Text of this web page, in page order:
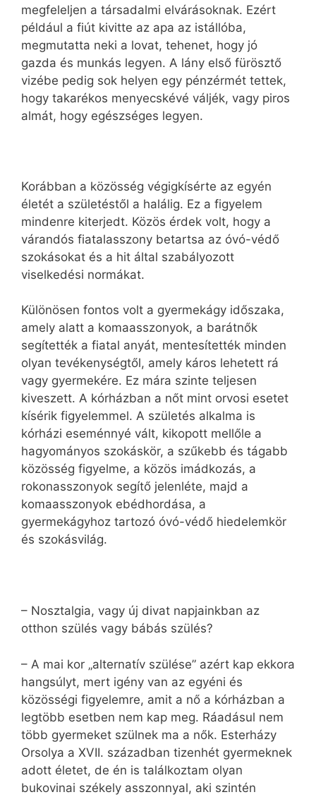
megfeleljen a társadalmi elvárásoknak. Ezért
például a fiút kivitte az apa az istállóba,
megmutatta neki a lovat, tehenet, hogy jó
gazda és munkás legyen. A lány első fürösztő
vizébe pedig sok helyen egy pénzérmét tettek,
hogy takarékos menyecskévé váljék, vagy piros
almát, hogy egészséges legyen.
Korábban a közösség végigkísérte az egyén
életét a születéstől a halálig. Ez a figyelem
mindenre kiterjedt. Közös érdek volt, hogy a
várandós fiatalasszony betartsa az óvó-védő
szokásokat és a hit által szabályozott
viselkedési normákat.
Különösen fontos volt a gyermekágy időszaka,
amely alatt a komaasszonyok, a barátnők
segítették a fiatal anyát, mentesítették minden
olyan tevékenységtől, amely káros lehetett rá
vagy gyermekére. Ez mára szinte teljesen
kiveszett. A kórházban a nőt mint orvosi esetet
kísérik figyelemmel. A születés alkalma is
kórházi eseménnyé vált, kikopott mellőle a
hagyományos szokáskör, a szűkebb és tágabb
közösség figyelme, a közös imádkozás, a
rokonasszonyok segítő jelenléte, majd a
komaasszonyok ebédhordása, a
gyermekágyhoz tartozó óvó-védő hiedelemkör
és szokásvilág.
– Nosztalgia, vagy új divat napjainkban az
otthon szülés vagy bábás szülés?
– A mai kor „alternatív szülése” azért kap ekkora
hangsúlyt, mert igény van az egyéni és
közösségi figyelemre, amit a nő a kórházban a
legtöbb esetben nem kap meg. Ráadásul nem
több gyermeket szülnek ma a nők. Esterházy
Orsolya a XVII. században tizenhét gyermeknek
adott életet, de én is találkoztam olyan
bukovinai székely asszonnyal, aki szintén